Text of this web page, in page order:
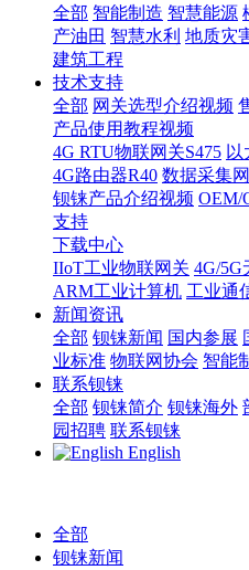
全部 智能制造 智慧能源
产油田 智慧水利 地质灾
建筑工程
技术支持
全部 网关选型介绍视频
产品使用教程视频
4G RTU物联网关S475
4G路由器R40 数据采集
钡铼产品介绍视频 OEM/
支持
下载中心
IIoT工业物联网关 4G/5G
ARM工业计算机 工业通
新闻资讯
全部 钡铼新闻 国内参展
业标准 物联网协会 智能
联系钡铼
全部 钡铼简介 钡铼海外
园招聘 联系钡铼
English
全部
钡铼新闻